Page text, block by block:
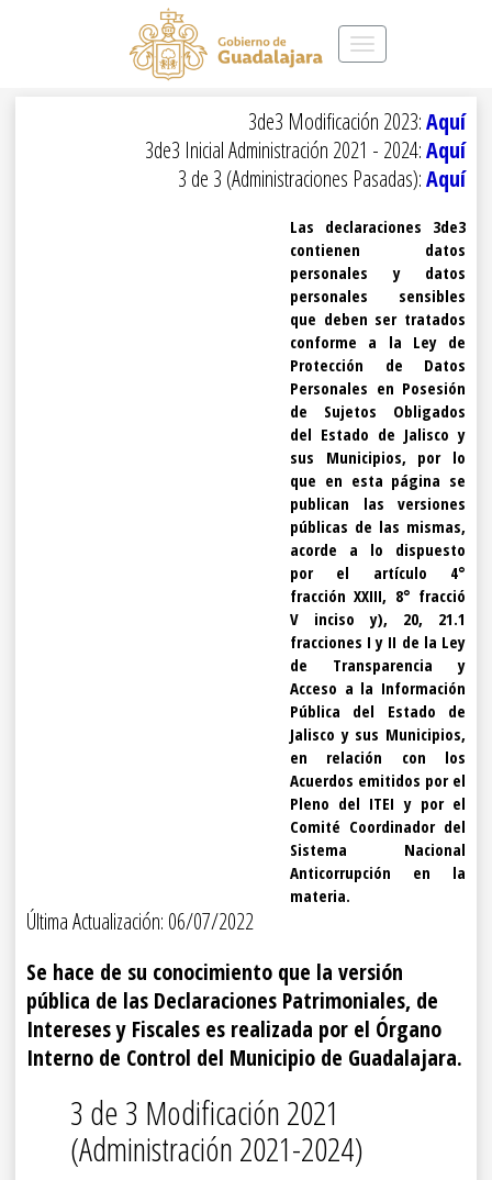
Toggle
navigation
3de3 Modificación 2023:Aquí
3de3 Inicial Administración 2021 - 2024:Aquí
3 de 3 (Administraciones Pasadas):Aquí
Las declaraciones 3de3
contienen datos
personales y datos
personales sensibles
que deben ser tratados
conforme a la Ley de
Protección de Datos
Personales en Posesión
de Sujetos Obligados
del Estado de Jalisco y
sus Municipios, por lo
que en esta página se
publican las versiones
públicas de las mismas,
acorde a lo dispuesto
por el artículo 4°
fracción XXIII, 8° fracció
V inciso y), 20, 21.1
fracciones I y II de la Ley
de Transparencia y
Acceso a la Información
Pública del Estado de
Jalisco y sus Municipios,
en relación con los
Acuerdos emitidos por el
Pleno del ITEI y por el
Comité Coordinador del
Sistema Nacional
Anticorrupción en la
materia.
Última Actualización: 06/07/2022
Se hace de su conocimiento que la versión
pública de las Declaraciones Patrimoniales, de
Intereses y Fiscales es realizada por el Órgano
Interno de Control del Municipio de Guadalajara.
3 de 3 Modificación 2021
(Administración 2021-2024)